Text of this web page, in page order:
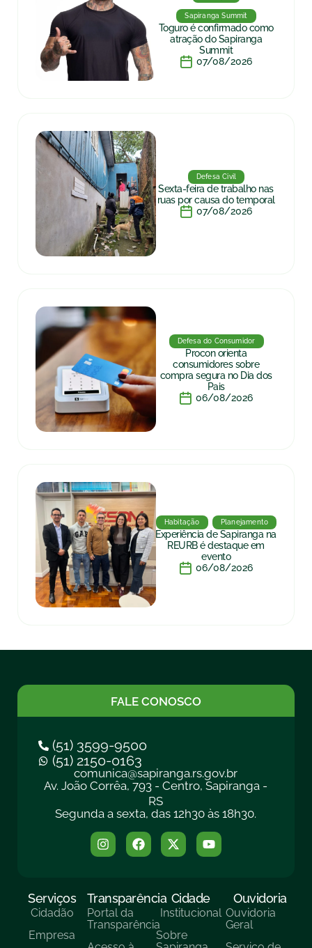
Sapiranga Summit
Toguro é confirmado como
atração do Sapiranga
Summit
07/08/2026
Defesa Civil
Sexta-feira de trabalho nas
ruas por causa do temporal
07/08/2026
Defesa do Consumidor
Procon orienta
consumidores sobre
compra segura no Dia dos
Pais
06/08/2026
Habitação Planejamento
Experiência de Sapiranga na
REURB é destaque em
evento
06/08/2026
FALE CONOSCO
(51) 3599-9500
(51) 2150-0163
comunica@sapiranga.rs.gov.br
Av. João Corrêa, 793 - Centro, Sapiranga -
RS
Segunda a sexta, das 12h30 às 18h30.
Serviços
Cidadão
Empresa
Transparência
Portal da
Transparência
Cidade
Institucional
Sobre
Ouvidoria
Ouvidoria
Geral